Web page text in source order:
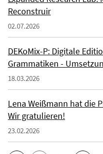
Reconstruir
02.07.2026
DEKoMix-P: Digitale
Grammatiken -
18.03.2026
Lena Weißmann hat die
Wir gratulieren!
23.02.2026